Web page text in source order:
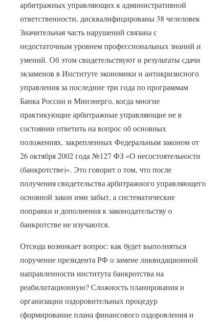
арбитражных управляющих к административной
ответственности, дисквалифицированы 38 челеловек
Значительная часть нарушений связана с
недостаточным уровнем профессиональных знаний и
умений. Об этом свидетельствуют и результаты сдачи
экзаменов в Институте экономики и антикризисного
управления за последние три года по программам
Банка России и Минэнерго, когда многие
практикующие арбитражные управляющие не в
состоянии ответить на вопрос об основных
положениях, закрепленных Федеральным законом от
26 октября 2002 года №127 ФЗ «О несостоятельности
(банкротстве)». Это говорит о том, что после
получения свидетельства арбитражного управляющего
основной закон ими забыт, а систематические
поправки и дополнения к законодательству о
банкротстве не изучаются.
Отсюда возникает вопрос: как будет выполняться
поручение президента РФ о замене ликвидационной
направленности института банкротства на
реабилитационную? Сложность планирования и
организации оздоровительных процедур
(формирование плана финансового оздоровления и